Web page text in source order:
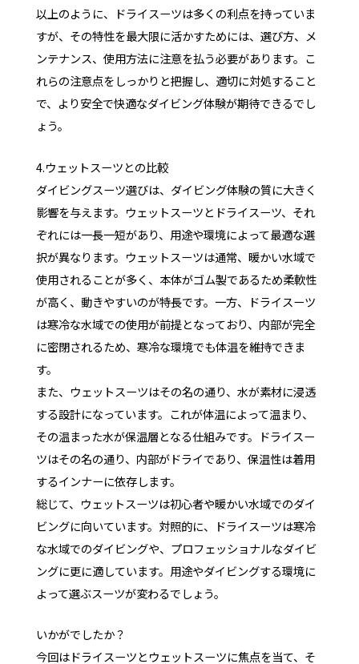
以上のように、ドライスーツは多くの利点を持っていま
すが、その特性を最大限に活かすためには、選び方、メ
ンテナンス、使用方法に注意を払う必要があります。こ
れらの注意点をしっかりと把握し、適切に対処すること
で、より安全で快適なダイビング体験が期待できるでし
ょう。
4.ウェットスーツとの比較
ダイビングスーツ選びは、ダイビング体験の質に大きく
影響を与えます。ウェットスーツとドライスーツ、それ
ぞれには一長一短があり、用途や環境によって最適な選
択が異なります。ウェットスーツは通常、暖かい水域で
使用されることが多く、本体がゴム製であるため柔軟性
が高く、動きやすいのが特長です。一方、ドライスーツ
は寒冷な水域での使用が前提となっており、内部が完全
に密閉されるため、寒冷な環境でも体温を維持できま
す。
また、ウェットスーツはその名の通り、水が素材に浸透
する設計になっています。これが体温によって温まり、
その温まった水が保温層となる仕組みです。ドライスー
ツはその名の通り、内部がドライであり、保温性は着用
するインナーに依存します。
総じて、ウェットスーツは初心者や暖かい水域でのダイ
ビングに向いています。対照的に、ドライスーツは寒冷
な水域でのダイビングや、プロフェッショナルなダイビ
ングに更に適しています。用途やダイビングする環境に
よって選ぶスーツが変わるでしょう。
いかがでしたか？
今回はドライスーツとウェットスーツに焦点を当て、そ